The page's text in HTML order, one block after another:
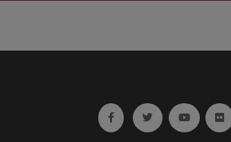
Ir a facebook (abre en
Ir a twitter (abre
Ir a